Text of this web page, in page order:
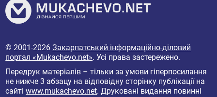
© 2001-2026Закарпатський інформаційно-діловий
портал «Mukachevo.net». Усі права застережено.
Передрук матеріалів – тільки за умови гіперпосилання
не нижче 3 абзацу на відповідну сторінку публікації на
сайтіwww.mukachevo.net. Друковані видання повинні